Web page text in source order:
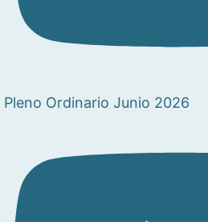
Pleno Ordinario Junio 2026